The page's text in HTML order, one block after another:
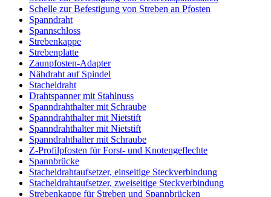
Schelle zur Befestigung von Streben an Pfosten
Spanndraht
Spannschloss
Strebenkappe
Strebenplatte
Zaunpfosten-Adapter
Nähdraht auf Spindel
Stacheldraht
Drahtspanner mit Stahlnuss
Spanndrahthalter mit Schraube
Spanndrahthalter mit Nietstift
Spanndrahthalter mit Nietstift
Spanndrahthalter mit Schraube
Z-Profilpfosten für Forst- und Knotengeflechte
Spannbrücke
Stacheldrahtaufsetzer, einseitige Steckverbindung
Stacheldrahtaufsetzer, zweiseitige Steckverbindung
Strebenkappe für Streben und Spannbrücken